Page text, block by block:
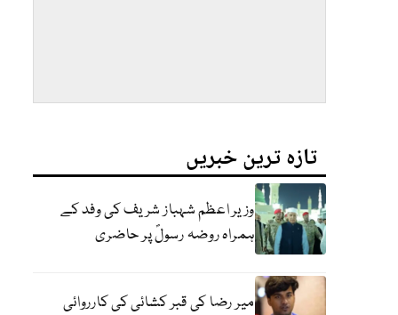
تازہ ترین خبریں
وزیر اعظم شہباز شریف کی وفد کے
ہمراہ روضہ رسولؐ پر حاضری
میر رضا کی قبر کشائی کی کارروائی